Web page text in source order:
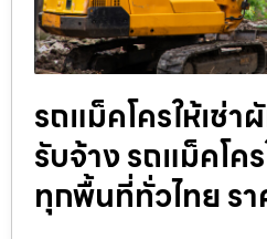
รถแม็คโครให้เช่า
รับจ้าง รถแม็คโค
ทุกพื้นที่ทั่วไทย ร